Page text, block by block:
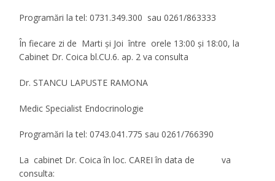
Programări la tel:0731.349.300 sau 0261/863333
În fiecare zi de Marti şi Joi între orele 13:00 şi 18:00, la
Cabinet Dr. Coica bl.CU.6. ap. 2 va consulta
Dr. STANCU LAPUSTE RAMONA
Medic Specialist Endocrinologie
Programări la tel:0743.041.775 sau 0261/766390
La cabinet Dr. Coica înloc. CAREIîn data de va
consulta: